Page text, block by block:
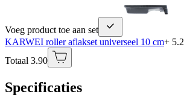
Voeg product toe aan set
KARWEI roller aflakset universeel 10 cm+
Totaal 3.90
Specificaties